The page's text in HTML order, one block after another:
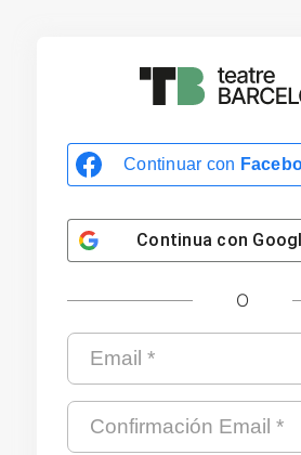
Continuar con
Continua con
O